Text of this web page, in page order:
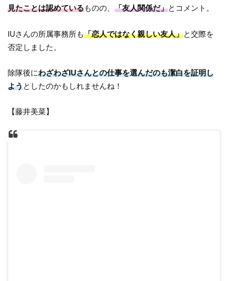
見たことは認めているものの、「友人関係だ」とコメント。
IUさんの所属事務所も「恋人ではなく親しい友人」と交際を
否定しました。
除隊後にわざわざIUさんとの仕事を選んだのも潔白を証明し
ようとしたのかもしれませんね！
【藤井美菜】